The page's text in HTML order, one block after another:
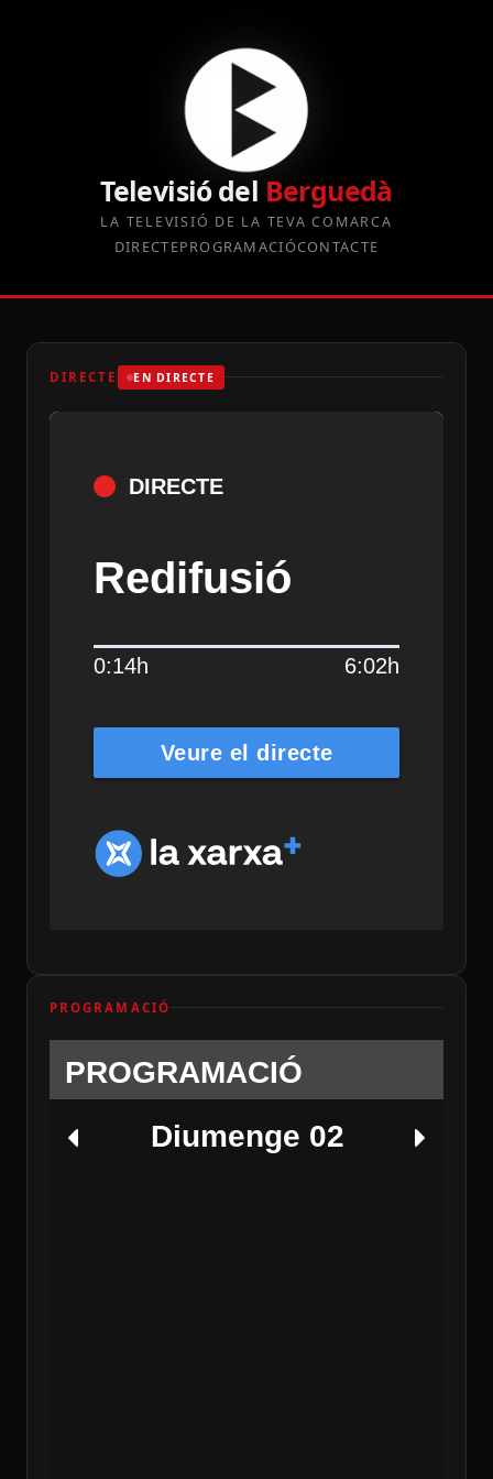
Televisió del Berguedà
LA TELEVISIÓ DE LA TEVA COMARCA
DIRECTEPROGRAMACIÓCONTACTE
DIRECTE EN DIRECTE
DIRECTE
Redifusió
0:14h 6:02h
Veure el directe
PROGRAMACIÓ
PROGRAMACIÓ
Diumenge 02